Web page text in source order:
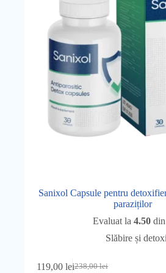
Sanixol Capsule pentru
paraziților
Evaluat la 4.50din
Slăbire și
238,00lei
119,00lei